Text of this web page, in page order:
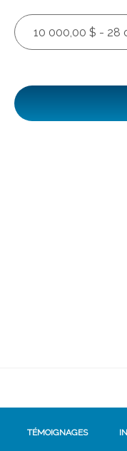
10 000,00 $ - 28
TÉMOIGNAGES